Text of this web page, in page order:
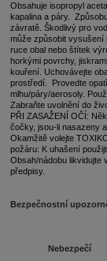
Obsahujeisopropyl
kapalina a páry.
závratě. Škodlivý pro
může způsobit vysušení
ruce obal nebo štítek
horkými povrchy,
kouření. Uchovávejte
prostředí. Provedte
mlhu/páry/aerosoly.
Zabraňte uvolnění do
PŘI ZASAŽENÍ OČÍ:
čočky, jsou-li nasazeny
Okamžitě volejte
požáru: K uhašení
Obsah/nádobu likvidujte
předpisy.
Bezpečnostní
Nebezpečí